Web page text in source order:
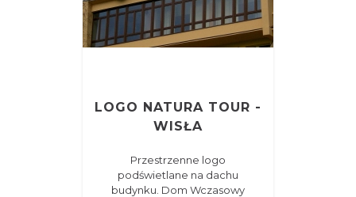
LOGO NATURA TOUR -
WISŁA
Przestrzenne logo
podświetlane na dachu
budynku. Dom Wczasowy